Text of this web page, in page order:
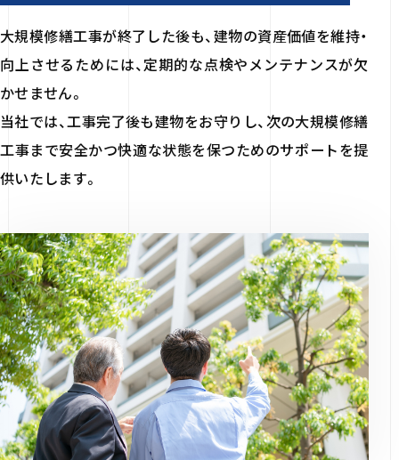
大規模修繕工事が終了した後も、建物の資産価値を維持・
向上させるためには、定期的な点検やメンテナンスが欠
かせません。
当社では、工事完了後も建物をお守りし、次の大規模修繕
工事まで安全かつ快適な状態を保つためのサポートを提
供いたします。